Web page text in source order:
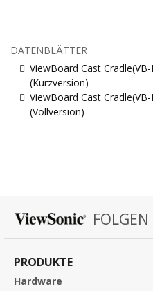
DATENBLÄTTER
ViewBoard Cast
(Kurzversion)
ViewBoard Cast
(Vollversion)
PRODUKTE
Hardware